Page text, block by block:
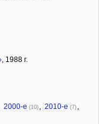
, 1988 г.
2000-е (10) 2010-е (7)